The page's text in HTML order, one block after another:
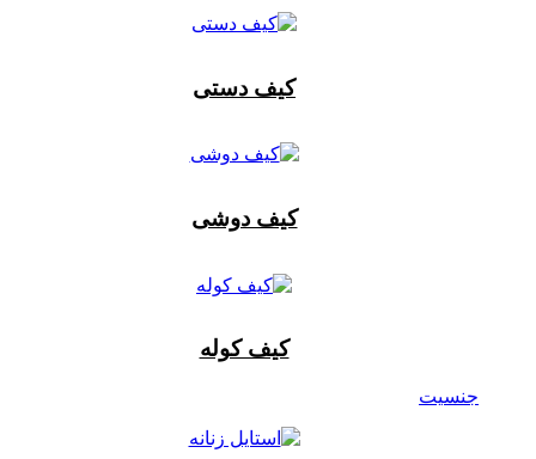
کیف دستی
کیف دوشی
کیف کوله
جنسیت